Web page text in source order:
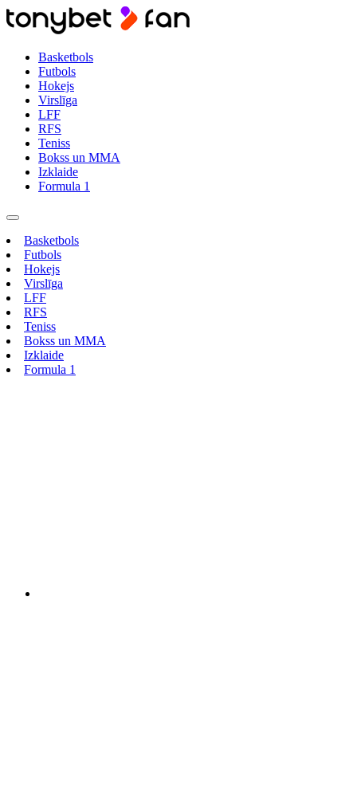
Basketbols
Futbols
Hokejs
Virslīga
LFF
RFS
Teniss
Bokss un MMA
Izklaide
Formula 1
Basketbols
Futbols
Hokejs
Virslīga
LFF
RFS
Teniss
Bokss un MMA
Izklaide
Formula 1